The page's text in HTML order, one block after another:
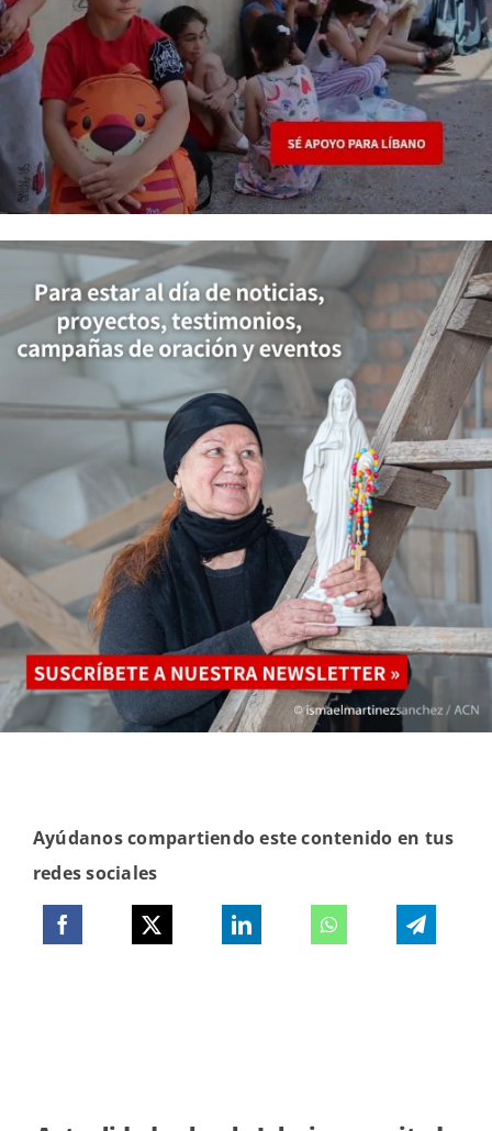
Ayúdanos compartiendo este contenido en tus
redes sociales